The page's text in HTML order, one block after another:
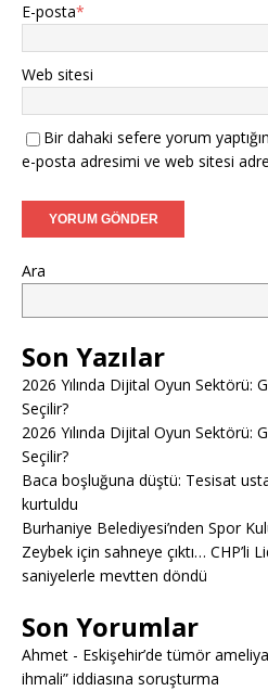
E-posta*
Web sitesi
Bir dahaki sefere yorum
e-posta adresimi ve web sitesi
Ara
Son Yazılar
2026 Yılında Dijital Oyun Sektörü:
Seçilir?
2026 Yılında Dijital Oyun Sektörü:
Seçilir?
Baca boşluğuna düştü: Tesisat
kurtuldu
Burhaniye Belediyesi’nden Spor
Zeybek için sahneye çıktı… CHP’li
saniyelerle mevtten döndü
Son Yorumlar
Ahmet - Eskişehir’de tümör
ihmali” iddiasına soruşturma